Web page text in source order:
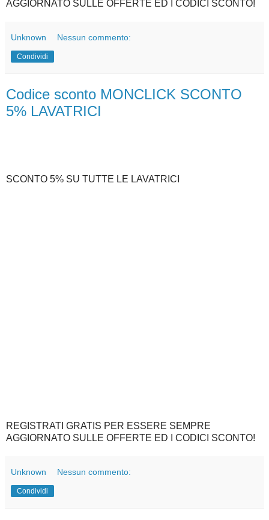
AGGIORNATO SULLE OFFERTE ED I CODICI SCONTO!
Unknown Nessun commento:
Condividi
Codice sconto MONCLICK SCONTO
5% LAVATRICI
SCONTO 5% SU TUTTE LE LAVATRICI
REGISTRATI GRATIS PER ESSERE SEMPRE
AGGIORNATO SULLE OFFERTE ED I CODICI SCONTO!
Unknown Nessun commento:
Condividi